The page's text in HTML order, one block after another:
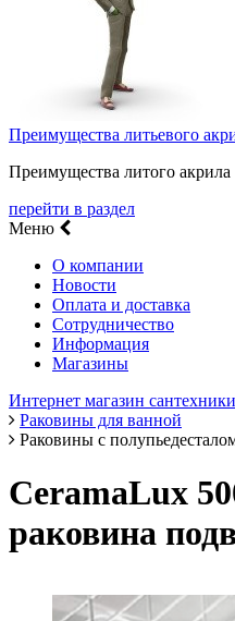
Преимущества литьевого
Преимущества литого акрила
перейти в раздел
Меню
О компании
Новости
Оплата и доставка
Сотрудничество
Информация
Магазины
Интернет магазин сантехники
Раковины для ванной
Раковины с
CeramaLux
раковина